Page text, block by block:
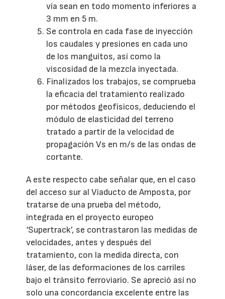
vía sean en todo momento inferiores a
3 mm en 5 m.
Se controla en cada fase de inyección
los caudales y presiones en cada uno
de los manguitos, así como la
viscosidad de la mezcla inyectada.
Finalizados los trabajos, se comprueba
la eficacia del tratamiento realizado
por métodos geofísicos, deduciendo el
módulo de elasticidad del terreno
tratado a partir de la velocidad de
propagación Vs en m/s de las ondas de
cortante.
A este respecto cabe señalar que, en el caso
del acceso sur al Viaducto de Amposta, por
tratarse de una prueba del método,
integrada en el proyecto europeo
‘Supertrack’, se contrastaron las medidas de
velocidades, antes y después del
tratamiento, con la medida directa, con
láser, de las deformaciones de los carriles
bajo el tránsito ferroviario. Se apreció así no
solo una concordancia excelente entre las